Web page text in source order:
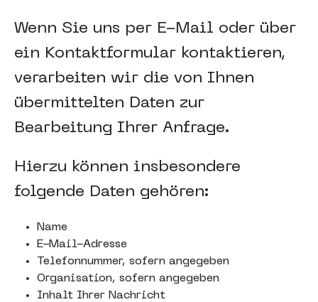
Wenn Sie uns per E-Mail oder über
ein Kontaktformular kontaktieren,
verarbeiten wir die von Ihnen
übermittelten Daten zur
Bearbeitung Ihrer Anfrage.
Hierzu können insbesondere
folgende Daten gehören:
Name
E-Mail-Adresse
Telefonnummer, sofern angegeben
Organisation, sofern angegeben
Inhalt Ihrer Nachricht